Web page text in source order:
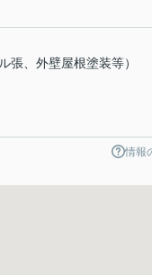
張、外壁屋根塗装等）
情報